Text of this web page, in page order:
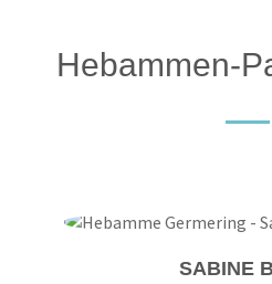
Hebammen-
SABINE